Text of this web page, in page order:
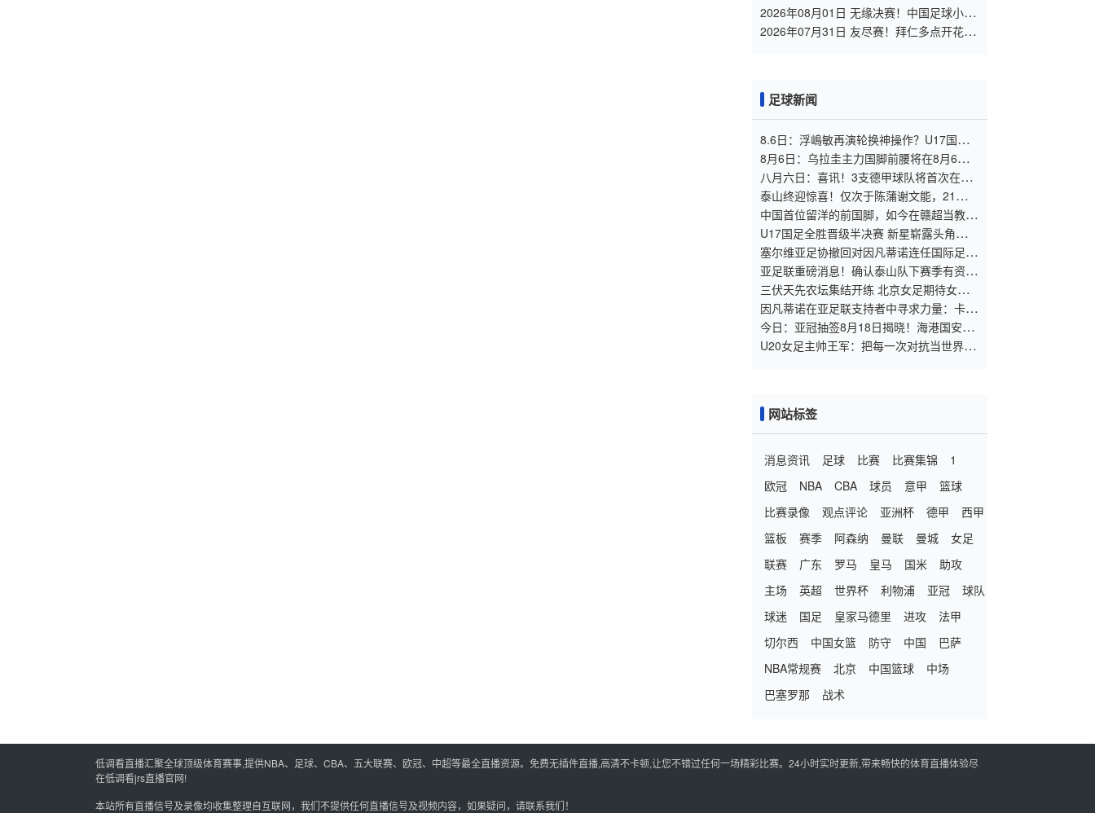
尼斯 道格拉斯·路易斯破门奥博沃多建功
2026年08月01日 无缘决赛！中国足球小将
红队0-2亚洲明星联，后者决赛战杭州足管
2026年07月31日 友尽赛！拜仁多点开花
足球新闻
8.6日：浮嶋敏再演轮换神操作？U17国足
末战勒沃库森验货名单曝光
8月6日：乌拉圭主力国脚前腰将在8月6日
正式亮相泰山队主场
八月六日：喜讯！3支德甲球队将首次在8月
7日官宣确认6位中国国脚加盟
泰山终迎惊喜！仅次于陈蒲谢文能，21岁青
妖崛起，未来国足新锋线！
中国首位留洋的前国脚，如今在赣超当教
练，1.9米儿子也选足球路
U17国足全胜晋级半决赛 新星崭露头角彰显
中国足球希望
塞尔维亚足协撤回对因凡蒂诺连任国际足联
主席的支持
亚足联重磅消息！确认泰山队下赛季有资格
参加亚冠，撤销处罚引发球迷质疑
三伏天先农坛集结开练 北京女足期待女超
亚冠双丰收
因凡蒂诺在亚足联支持者中寻求力量：卡塔
尔与阿联酋的立场引发关注
今日：亚冠抽签8月18日揭晓！海港国安直
通精英赛，申花征战二级联赛
U20女足主帅王军：把每一次对抗当世界杯
网站标签
消息资讯 足球 比赛 比赛集锦
1
欧冠
NBA CBA 球员 意甲
篮球
比赛录像
观点评论 亚洲杯 德甲
西甲
篮板
赛季 阿森纳 曼联 曼城
女足
联赛
广东 罗马 皇马 国米
助攻
主场
英超 世界杯 利物浦 亚冠
球队
球迷
国足 皇家马德里 进攻
法甲
切尔西
中国女篮 防守 中国
巴萨
NBA常规赛
北京 中国篮球
中场
巴塞罗那
战术
低调看直播汇聚全球顶级体育赛事,提供NBA、足球、CBA、五大联赛、欧冠、中超等最全直播资源。免费无插件直播,高清不卡顿,让您不错过任何一场精彩比赛。24小时实时更新,带来畅快的体育直播体验尽
在低调看jrs直播官网!
本站所有直播信号及录像均收集整理自互联网，我们不提供任何直播信号及视频内容，如果疑问，请联系我们！